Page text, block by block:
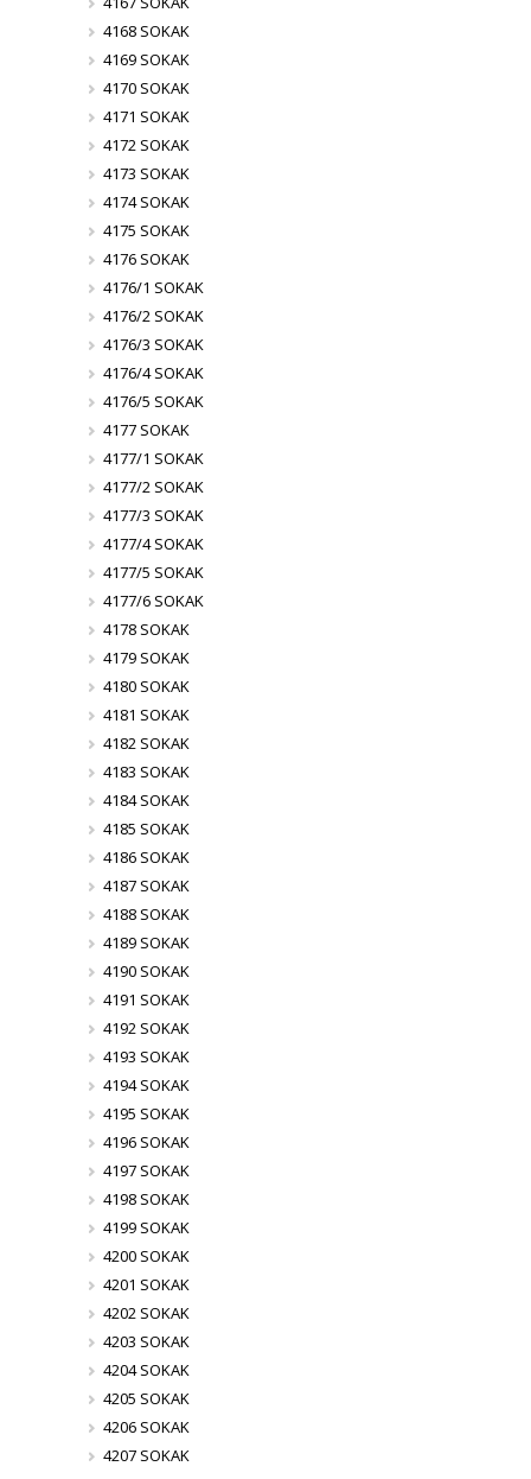
4168 SOKAK
4169 SOKAK
4170 SOKAK
4171 SOKAK
4172 SOKAK
4173 SOKAK
4174 SOKAK
4175 SOKAK
4176 SOKAK
4176/1 SOKAK
4176/2 SOKAK
4176/3 SOKAK
4176/4 SOKAK
4176/5 SOKAK
4177 SOKAK
4177/1 SOKAK
4177/2 SOKAK
4177/3 SOKAK
4177/4 SOKAK
4177/5 SOKAK
4177/6 SOKAK
4178 SOKAK
4179 SOKAK
4180 SOKAK
4181 SOKAK
4182 SOKAK
4183 SOKAK
4184 SOKAK
4185 SOKAK
4186 SOKAK
4187 SOKAK
4188 SOKAK
4189 SOKAK
4190 SOKAK
4191 SOKAK
4192 SOKAK
4193 SOKAK
4194 SOKAK
4195 SOKAK
4196 SOKAK
4197 SOKAK
4198 SOKAK
4199 SOKAK
4200 SOKAK
4201 SOKAK
4202 SOKAK
4203 SOKAK
4204 SOKAK
4205 SOKAK
4206 SOKAK
4207 SOKAK